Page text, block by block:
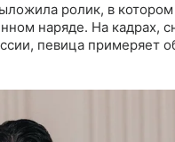
ролик, в котором
наряде. На кадрах,
певица примеряет